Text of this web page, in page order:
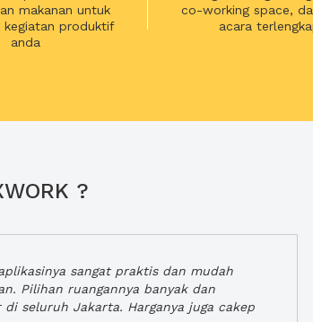
makanan untuk
kegiatan produktif
anda
co-working space,
acara
?
aplikasinya sangat praktis dan mudah
Pilihan ruangannya banyak dan
di seluruh Jakarta. Harganya juga cakep